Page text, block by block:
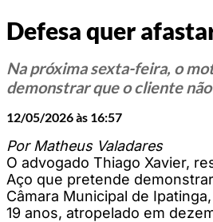
Defesa quer
Na próxima sexta-feira, o
demonstrar que o cliente
12/05/2026 às 16:57
Por Matheus Valadares
O advogado Thiago Xavier,
Aço que pretende
Câmara Municipal de
19 anos, atropelado em